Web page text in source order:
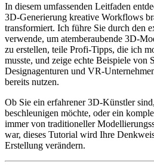
In diesem umfassenden Leitfaden
3D-Generierung kreative Workflows
transformiert. Ich führe Sie durch den
verwende, um atemberaubende 3D-
zu erstellen, teile Profi-Tipps, die ich
musste, und zeige echte Beispiele von
Designagenturen und VR-
bereits nutzen.
Ob Sie ein erfahrener 3D-Künstler
beschleunigen möchte, oder ein
immer von traditioneller
war, dieses Tutorial wird Ihre
Erstellung verändern.